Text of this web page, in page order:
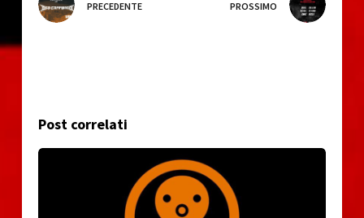
PRECEDENTE PROSSIMO
Post correlati